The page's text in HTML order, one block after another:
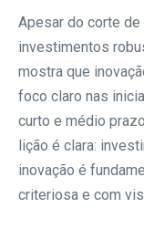
Apesar do corte de
investimentos
mostra que
foco claro nas
curto e médio
lição é clara:
inovação é
criteriosa e com